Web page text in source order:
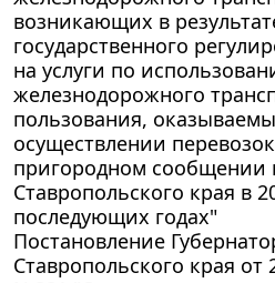
возникающих в
государственного
на услуги по
железнодорожного
пользования,
осуществлении
пригородном сообщении
Ставропольского края в
последующих годах"
Постановление
Ставропольского края от